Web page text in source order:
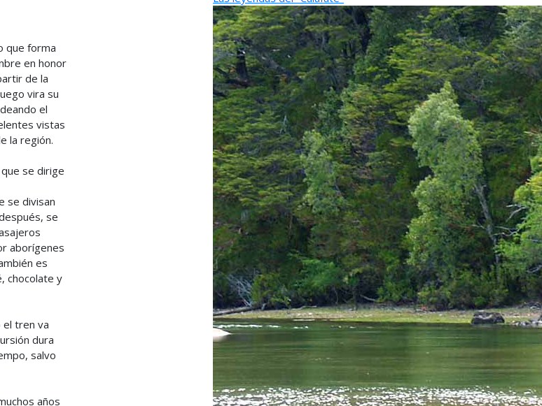
que forma
en honor
de la
vira su
el
vistas
la región.
se dirige
se divisan
se
aborígenes
es
chocolate y
el tren va
dura
salvo
años